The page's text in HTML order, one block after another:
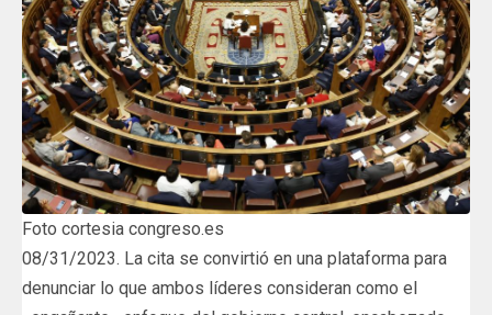
Foto cortesia congreso.es
08/31/2023. La cita se convirtió en una plataforma para
denunciar lo que ambos líderes consideran como el